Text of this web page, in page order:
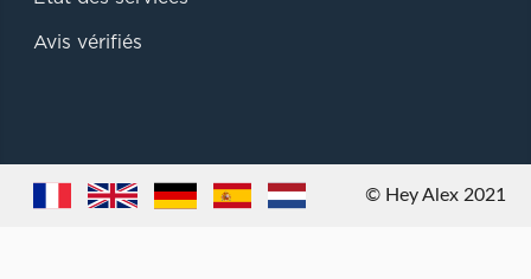
Avis vérifiés
© Hey Alex 2021